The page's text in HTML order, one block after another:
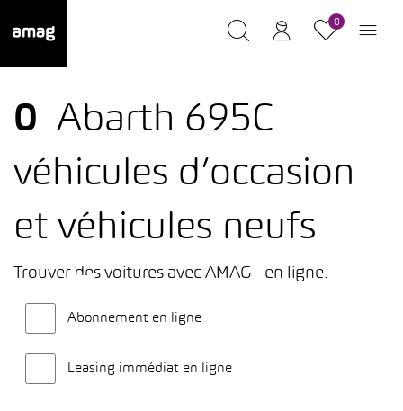
0
0 Abarth 695C
véhicules d’occasion
et véhicules neufs
Trouver des voitures avec AMAG - en ligne.
Abonnement en ligne
Leasing immédiat en ligne